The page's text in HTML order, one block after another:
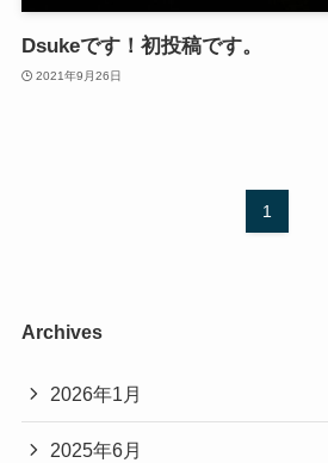
Dsukeです！初投稿です。
2021年9月26日
1
Archives
2026年1月
2025年6月